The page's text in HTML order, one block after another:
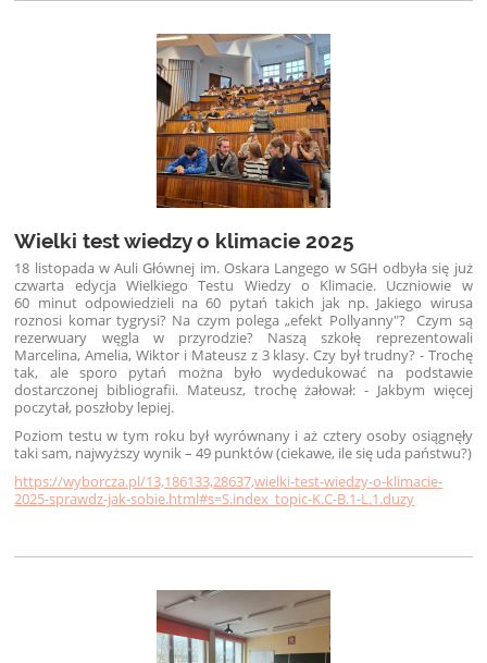
Wielki test wiedzy o klimacie 2025
18 listopada w Auli Głównej im. Oskara Langego w SGH odbyła się już
czwarta edycja Wielkiego Testu Wiedzy o Klimacie. Uczniowie w
60 minut odpowiedzieli na 60 pytań takich jak np. Jakiego wirusa
roznosi komar tygrysi? Na czym polega „efekt Pollyanny"? Czym są
rezerwuary węgla w przyrodzie? Naszą szkołę reprezentowali
Marcelina, Amelia, Wiktor i Mateusz z 3 klasy. Czy był trudny? - Trochę
tak, ale sporo pytań można było wydedukować na podstawie
dostarczonej bibliografii. Mateusz, trochę żałował: - Jakbym więcej
poczytał, poszłoby lepiej.
Poziom testu w tym roku był wyrównany i aż cztery osoby osiągnęły
taki sam, najwyższy wynik – 49 punktów (ciekawe, ile się uda państwu?)
https://wyborcza.pl/13,186133,28637,wielki-test-wiedzy-o-klimacie-
2025-sprawdz-jak-sobie.html#s=S.index_topic-K.C-B.1-L.1.duzy